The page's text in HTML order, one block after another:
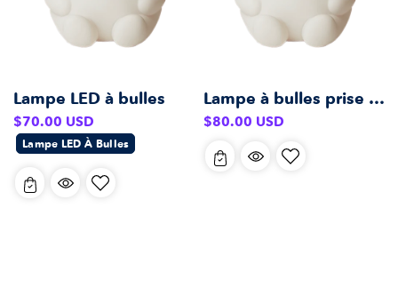
Lampe LED à bulles
Prix
habituel
$70.00 USD
Lampe LED À Bulles
Lampe à bulles prise britannique
Prix
$80.00 USD